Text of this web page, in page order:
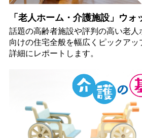
「老人ホーム・介護施設」ウォ
話題の高齢者施設や評判の高い老人
向けの住宅全般を幅広くピックアッ
詳細にレポートします。